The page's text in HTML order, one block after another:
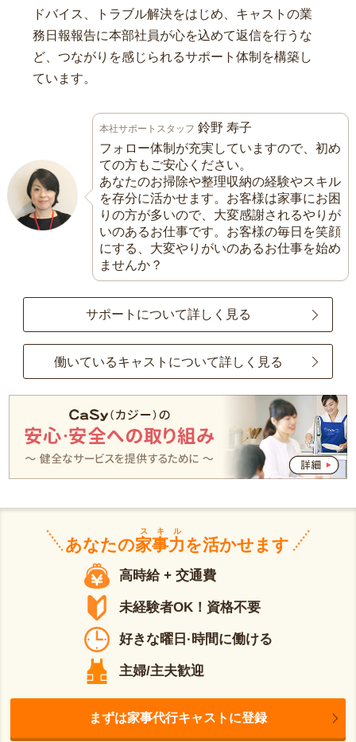
ドバイス、トラブル解決をはじめ、キャストの業
務日報報告に本部社員が心を込めて返信を行うな
ど、つながりを感じられるサポート体制を構築し
ています。
本社サポートスタッフ 鈴野 寿子
フォロー体制が充実していますので、初め
ての方もご安心ください。
あなたのお掃除や整理収納の経験やスキル
を存分に活かせます。お客様は家事にお困
りの方が多いので、大変感謝されるやりが
いのあるお仕事です。お客様の毎日を笑顔
にする、大変やりがいのあるお仕事を始め
ませんか？
サポートについて詳しく見る
働いているキャストについて詳しく見る
あなたの家事力
スキル
を活かせます
高時給 + 交通費
未経験者OK！資格不要
好きな曜日·時間に働ける
主婦/主夫歓迎
まずは家事代行キャストに登録